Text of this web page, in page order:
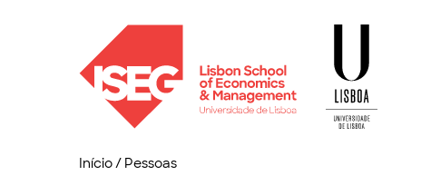
Início/ Pessoas